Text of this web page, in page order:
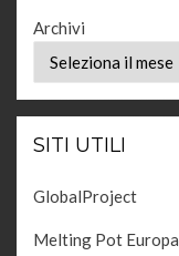
Archivi
SITI UTILI
GlobalProject
Melting Pot Europa